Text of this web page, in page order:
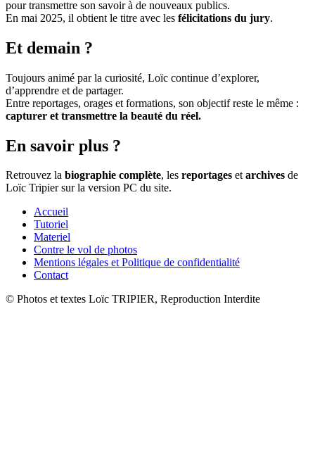
pour transmettre son savoir à de nouveaux publics.
En mai 2025, il obtient le titre avec les félicitations du jury.
Et demain ?
Toujours animé par la curiosité, Loïc continue d’explorer,
d’apprendre et de partager.
Entre reportages, orages et formations, son objectif reste le même :
capturer et transmettre la beauté du réel.
En savoir plus ?
Retrouvez la biographie complète, les reportages etarchives de
Loïc Tripier sur la version PC du site.
Accueil
Tutoriel
Materiel
Contre le vol de photos
Mentions légales et Politique de confidentialité
Contact
© Photos et textes Loïc TRIPIER, Reproduction Interdite